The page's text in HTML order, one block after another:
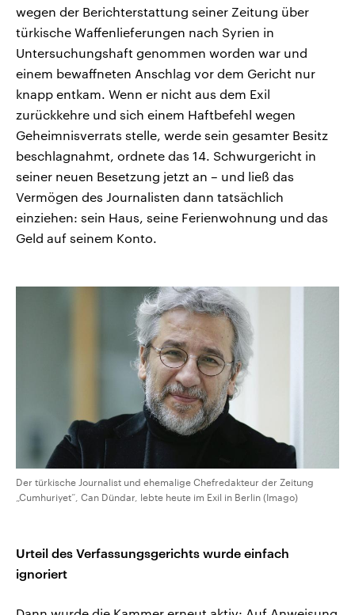
wegen der Berichterstattung seiner Zeitung über
türkische Waffenlieferungen nach Syrien in
Untersuchungshaft genommen worden war und
einem bewaffneten Anschlag vor dem Gericht nur
knapp entkam. Wenn er nicht aus dem Exil
zurückkehre und sich einem Haftbefehl wegen
Geheimnisverrats stelle, werde sein gesamter Besitz
beschlagnahmt, ordnete das 14. Schwurgericht in
seiner neuen Besetzung jetzt an – und ließ das
Vermögen des Journalisten dann tatsächlich
einziehen: sein Haus, seine Ferienwohnung und das
Geld auf seinem Konto.
Der türkische Journalist und ehemalige Chefredakteur der Zeitung
„Cumhuriyet“, Can Dündar, lebte heute im Exil in Berlin (Imago)
Urteil des Verfassungsgerichts wurde einfach
ignoriert